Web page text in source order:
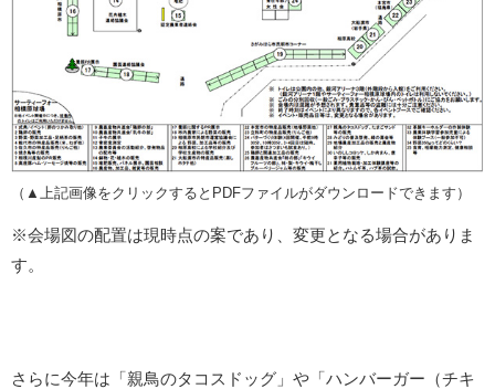
（▲上記画像をクリックするとPDFファイルがダウンロードできます）
※会場図の配置は現時点の案であり、変更となる場合がありま
す。
さらに今年は「親鳥のタコスドッグ」や「ハンバーガー（チキ